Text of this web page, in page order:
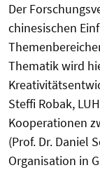
Der
chinesischen
Thematik wird
Steffi Robak,
Kooperationen
(Prof. Dr. Daniel
Organisation in